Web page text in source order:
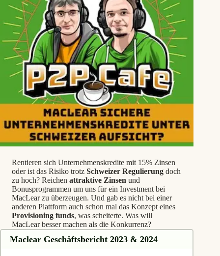
Rentieren sich Unternehmenskredite mit 15% Zinsen
oder ist das Risiko trotz Schweizer Regulierung doch
zu hoch? Reichen attraktive Zinsen und
Bonusprogrammen um uns für ein Investment bei
MacLear zu überzeugen. Und gab es nicht bei einer
anderen Plattform auch schon mal das Konzept eines
Provisioning funds, was scheiterte. Was will
MacLear besser machen als die Konkurrenz?
Maclear Geschäftsbericht 2023 & 2024